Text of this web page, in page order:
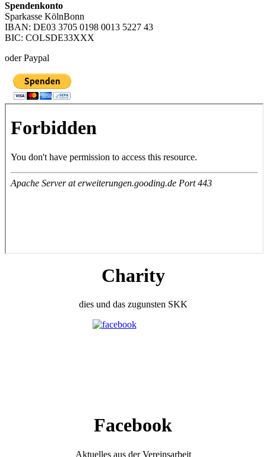
Spendenkonto
Sparkasse KölnBonn
IBAN: DE03 3705 0198 0013 5227 43
BIC: COLSDE33XXX
oder Paypal
Charity
dies und das zugunsten SKK
Facebook
Aktuelles aus der Vereinsarbeit